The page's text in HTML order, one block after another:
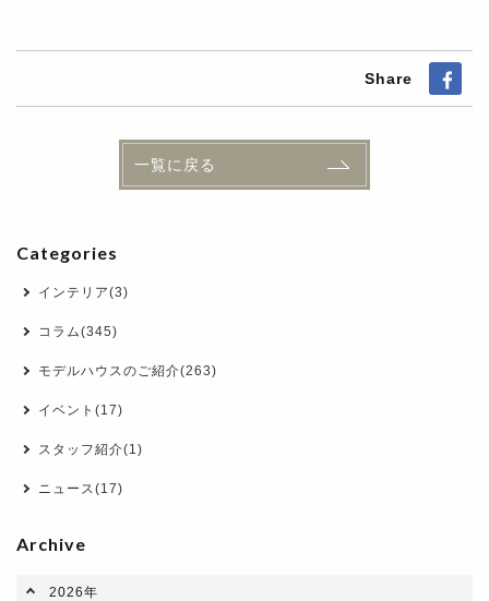
Share
一覧に戻る
Categories
インテリア(3)
コラム(345)
モデルハウスのご紹介(263)
イベント(17)
スタッフ紹介(1)
ニュース(17)
Archive
2026年